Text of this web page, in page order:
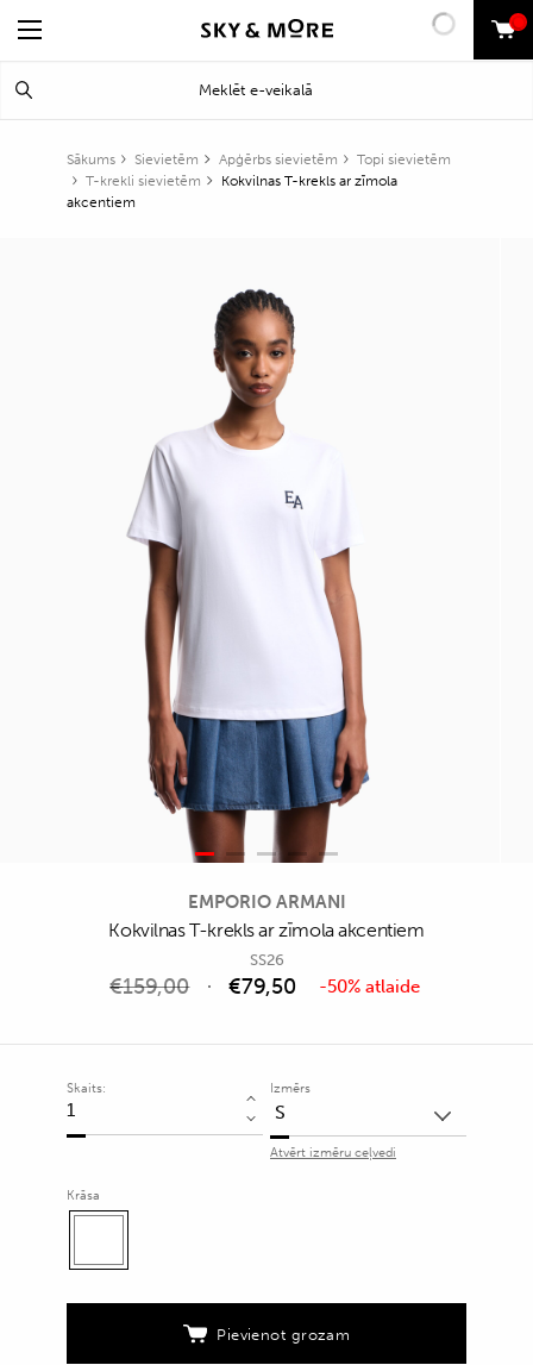
0
Sākums Sievietēm Apģērbs sievietēm
Topi sievietēm
T-krekli sievietēm
Kokvilnas T-krekls ar zīmola
akcentiem
EMPORIO ARMANI
Kokvilnas T-krekls ar zīmola akcentiem
SS26
€159,00 €79,50 -50% atlaide
Skaits:
Kokvilnas
T-
ar
Izmērs
Atvērt izmēru ceļvedi
Krāsa
Pievienot grozam